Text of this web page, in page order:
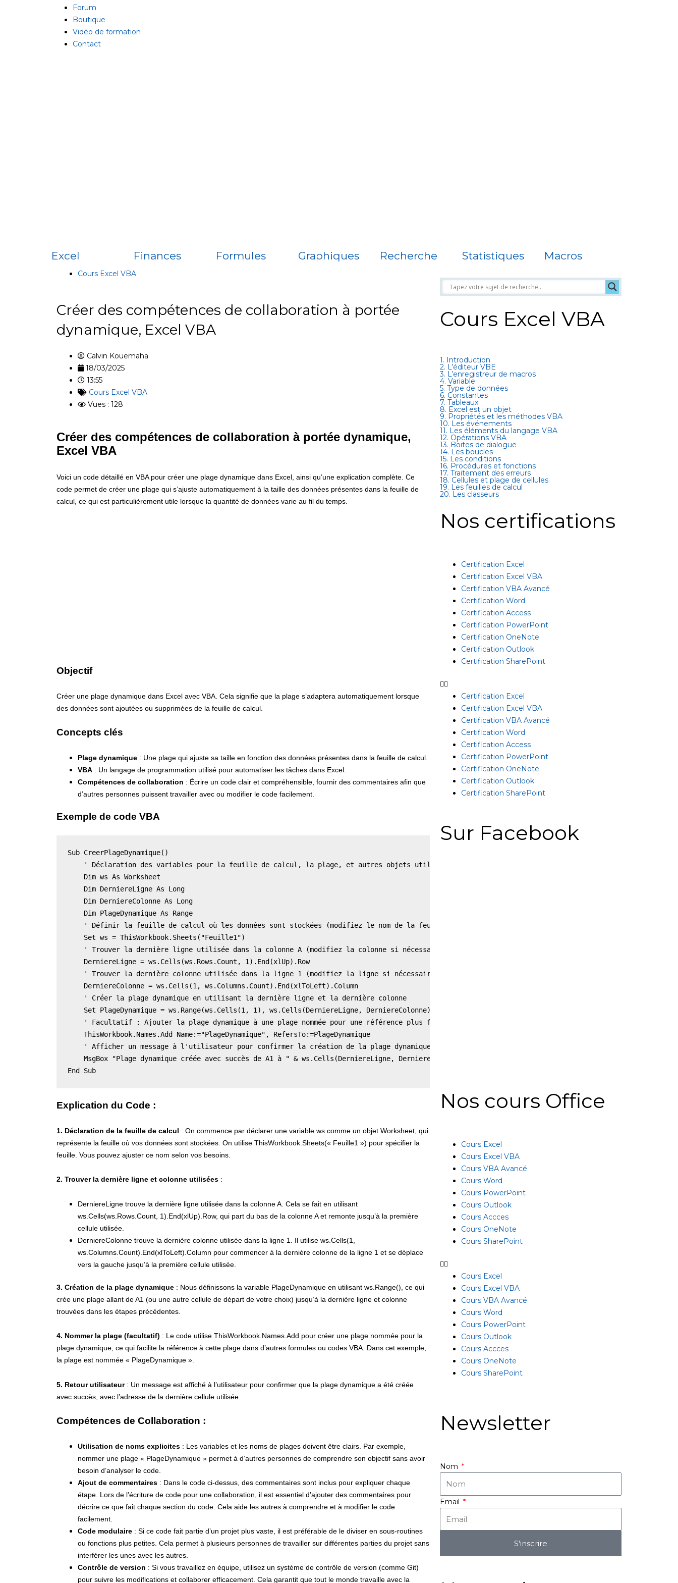
Forum
Boutique
Vidéo de formation
Contact
Excel Finances Formules Graphiques Recherche Statistiques Macros
Cours Excel VBA
Créer des compétences de collaboration à portée
dynamique, Excel VBA
Calvin Kouemaha
18/03/2025
13:55
Cours Excel VBA
Vues : 128
Créer des compétences de collaboration à portée dynamique,
Excel VBA
Voici un code détaillé en VBA pour créer une plage dynamique dans Excel, ainsi qu’une explication complète. Ce
code permet de créer une plage qui s’ajuste automatiquement à la taille des données présentes dans la feuille de
calcul, ce qui est particulièrement utile lorsque la quantité de données varie au fil du temps.
Objectif
Créer une plage dynamique dans Excel avec VBA. Cela signifie que la plage s’adaptera automatiquement lorsque
des données sont ajoutées ou supprimées de la feuille de calcul.
Concepts clés
Plage dynamique : Une plage qui ajuste sa taille en fonction des données présentes dans la feuille de calcul.
VBA : Un langage de programmation utilisé pour automatiser les tâches dans Excel.
Compétences de collaboration : Écrire un code clair et compréhensible, fournir des commentaires afin que
d’autres personnes puissent travailler avec ou modifier le code facilement.
Exemple de code VBA
Sub CreerPlageDynamique()
' Déclaration des variables pour la feuille de calcul, la plage, et autres objets utiles
Dim ws As Worksheet
Dim DerniereLigne As Long
Dim DerniereColonne As Long
Dim PlageDynamique As Range
' Définir la feuille de calcul où les données sont stockées (modifiez le nom de la feuille si nécessaire)
Set ws = ThisWorkbook.Sheets("Feuille1")
' Trouver la dernière ligne utilisée dans la colonne A (modifiez la colonne si nécessaire pour vos données)
DerniereLigne = ws.Cells(ws.Rows.Count, 1).End(xlUp).Row
' Trouver la dernière colonne utilisée dans la ligne 1 (modifiez la ligne si nécessaire pour vos données)
DerniereColonne = ws.Cells(1, ws.Columns.Count).End(xlToLeft).Column
' Créer la plage dynamique en utilisant la dernière ligne et la dernière colonne
Set PlageDynamique = ws.Range(ws.Cells(1, 1), ws.Cells(DerniereLigne, DerniereColonne))
' Facultatif : Ajouter la plage dynamique à une plage nommée pour une référence plus facile
ThisWorkbook.Names.Add Name:="PlageDynamique", RefersTo:=PlageDynamique
' Afficher un message à l'utilisateur pour confirmer la création de la plage dynamique
MsgBox "Plage dynamique créée avec succès de A1 à " & ws.Cells(DerniereLigne, DerniereColonne).Address, vbInformation, "Succès"
End Sub
Explication du Code :
1. Déclaration de la feuille de calcul : On commence par déclarer une variable ws comme un objet Worksheet, qui
représente la feuille où vos données sont stockées. On utilise ThisWorkbook.Sheets(« Feuille1 ») pour spécifier la
feuille. Vous pouvez ajuster ce nom selon vos besoins.
2. Trouver la dernière ligne et colonne utilisées :
DerniereLigne trouve la dernière ligne utilisée dans la colonne A. Cela se fait en utilisant
ws.Cells(ws.Rows.Count, 1).End(xlUp).Row, qui part du bas de la colonne A et remonte jusqu’à la première
cellule utilisée.
DerniereColonne trouve la dernière colonne utilisée dans la ligne 1. Il utilise ws.Cells(1,
ws.Columns.Count).End(xlToLeft).Column pour commencer à la dernière colonne de la ligne 1 et se déplace
vers la gauche jusqu’à la première cellule utilisée.
3. Création de la plage dynamique : Nous définissons la variable PlageDynamique en utilisant ws.Range(), ce qui
crée une plage allant de A1 (ou une autre cellule de départ de votre choix) jusqu’à la dernière ligne et colonne
trouvées dans les étapes précédentes.
4. Nommer la plage (facultatif) : Le code utilise ThisWorkbook.Names.Add pour créer une plage nommée pour la
plage dynamique, ce qui facilite la référence à cette plage dans d’autres formules ou codes VBA. Dans cet exemple,
la plage est nommée « PlageDynamique ».
5. Retour utilisateur: Un message est affiché à l’utilisateur pour confirmer que la plage dynamique a été créée
avec succès, avec l’adresse de la dernière cellule utilisée.
Compétences de Collaboration :
Utilisation de noms explicites : Les variables et les noms de plages doivent être clairs. Par exemple,
nommer une plage « PlageDynamique » permet à d’autres personnes de comprendre son objectif sans avoir
besoin d’analyser le code.
Ajout de commentaires : Dans le code ci-dessus, des commentaires sont inclus pour expliquer chaque
étape. Lors de l’écriture de code pour une collaboration, il est essentiel d’ajouter des commentaires pour
décrire ce que fait chaque section du code. Cela aide les autres à comprendre et à modifier le code
facilement.
Code modulaire : Si ce code fait partie d’un projet plus vaste, il est préférable de le diviser en sous-routines
ou fonctions plus petites. Cela permet à plusieurs personnes de travailler sur différentes parties du projet sans
interférer les unes avec les autres.
Contrôle de version : Si vous travaillez en équipe, utilisez un système de contrôle de version (comme Git)
pour suivre les modifications et collaborer efficacement. Cela garantit que tout le monde travaille avec la
Cours Excel VBA
1. Introduction
2. L’éditeur VBE
3. L’enregistreur de macros
4. Variable
5. Type de données
6. Constantes
7. Tableaux
8. Excel est un objet
9. Propriétés et les méthodes VBA
10. Les événements
11. Les éléments du langage VBA
12. Opérations VBA
13. Boites de dialogue
14. Les boucles
15. Les conditions
16. Procédures et fonctions
17. Traitement des erreurs
18. Cellules et plage de cellules
19. Les feuilles de calcul
20. Les classeurs
Nos certifications
Certification Excel
Certification Excel VBA
Certification VBA Avancé
Certification Word
Certification Access
Certification PowerPoint
Certification OneNote
Certification Outlook
Certification SharePoint
Certification Excel
Certification Excel VBA
Certification VBA Avancé
Certification Word
Certification Access
Certification PowerPoint
Certification OneNote
Certification Outlook
Certification SharePoint
Sur Facebook
Nos cours Office
Cours Excel
Cours Excel VBA
Cours VBA Avancé
Cours Word
Cours PowerPoint
Cours Outlook
Cours Accces
Cours OneNote
Cours SharePoint
Cours Excel
Cours Excel VBA
Cours VBA Avancé
Cours Word
Cours PowerPoint
Cours Outlook
Cours Accces
Cours OneNote
Cours SharePoint
Newsletter
Nom
Email
S'inscrire